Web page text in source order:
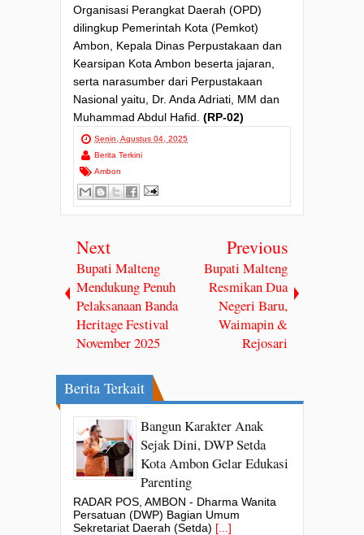
Organisasi Perangkat Daerah (OPD)
dilingkup Pemerintah Kota (Pemkot)
Ambon, Kepala Dinas Perpustakaan dan
Kearsipan Kota Ambon beserta jajaran,
serta narasumber dari Perpustakaan
Nasional yaitu, Dr. Anda Adriati, MM dan
Muhammad Abdul Hafid. (RP-02)
Senin, Agustus 04, 2025
Berita Terkini
Ambon
Next
Bupati Malteng
Mendukung Penuh
Pelaksanaan Banda
Heritage Festival
November 2025
Previous
Bupati Malteng
Resmikan Dua
Negeri Baru,
Waimapin &
Rejosari
Berita Terkait
Bangun Karakter Anak
Sejak Dini, DWP Setda
Kota Ambon Gelar Edukasi
Parenting
RADAR POS, AMBON - Dharma Wanita
Persatuan (DWP) Bagian Umum
Sekretariat Daerah (Setda) [...]